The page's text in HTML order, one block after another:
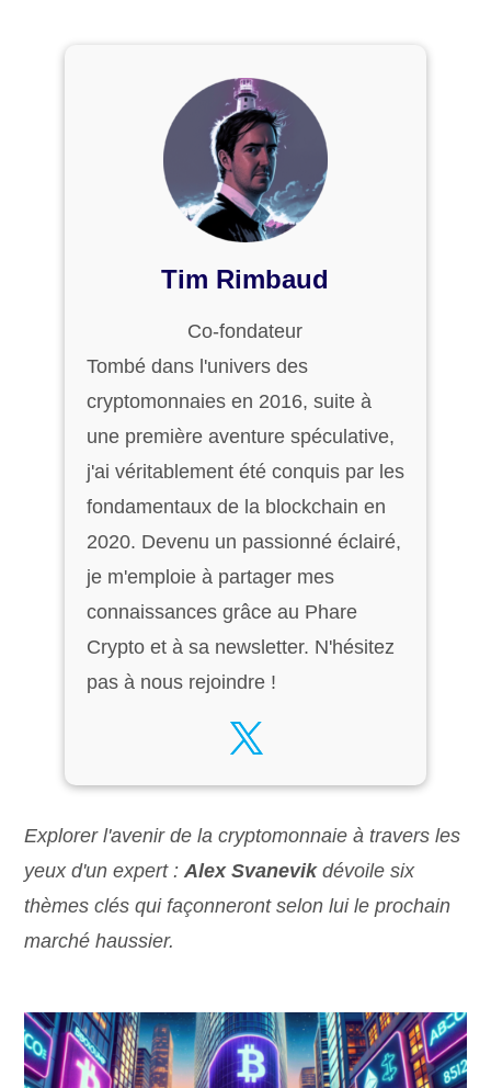
Tim Rimbaud
Co-fondateur
Tombé dans l'univers des
cryptomonnaies en 2016, suite à
une première aventure spéculative,
j'ai véritablement été conquis par les
fondamentaux de la blockchain en
2020. Devenu un passionné éclairé,
je m'emploie à partager mes
connaissances grâce au Phare
Crypto et à sa newsletter. N'hésitez
pas à nous rejoindre !
Explorer l'avenir de la cryptomonnaie à travers les
yeux d'un expert :Alex Svanevikdévoile six
thèmes clés qui façonneront selon lui le prochain
marché haussier.